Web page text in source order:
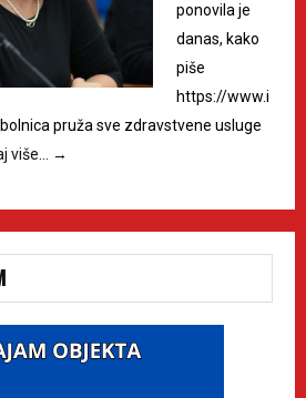
ponovila je
danas, kako
piše
https://www.i
pruža sve zdravstvene usluge
više… →